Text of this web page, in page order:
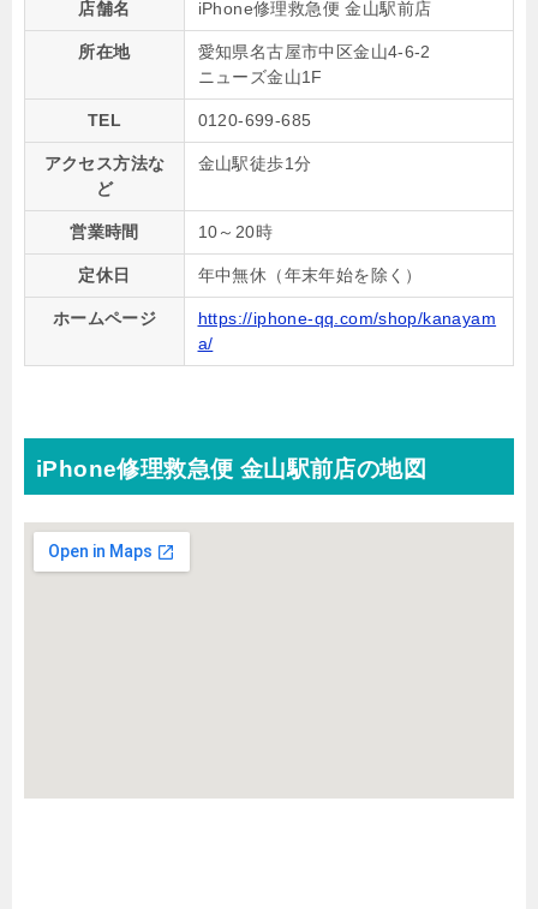
店舗名 iPhone修理救急便 金山駅前店
所在地
愛知県名古屋市中区金山4-6-2
ニューズ金山1F
TEL 0120-699-685
アクセス方法な
ど
金山駅徒歩1分
営業時間 10～20時
定休日 年中無休（年末年始を除く）
ホームページ
https://iphone-qq.com/shop/kanayam
a/
iPhone修理救急便 金山駅前店の地図